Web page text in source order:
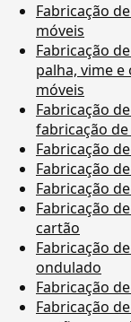
Fabricação
móveis
Fabricação
palha, vime
móveis
Fabricação
fabricação
Fabricação
Fabricação
Fabricação
Fabricação
cartão
Fabricação
ondulado
Fabricação
Fabricação